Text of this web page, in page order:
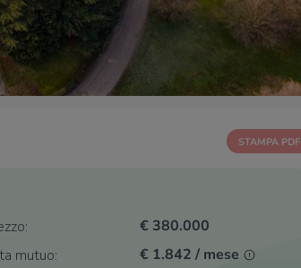
STAMPA PDF
€ 380.000
mutuo:
€ 1.842 / mese